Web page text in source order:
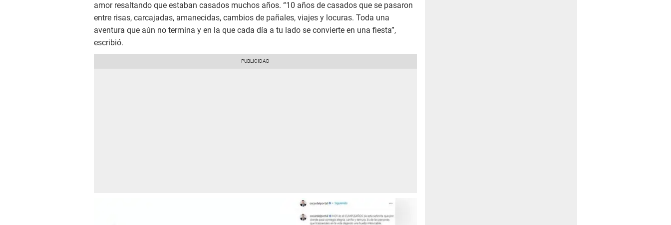
amor resaltando que estaban casados muchos años. “10 años de casados que se pasaron
entre risas, carcajadas, amanecidas, cambios de pañales, viajes y locuras. Toda una
aventura que aún no termina y en la que cada día a tu lado se convierte en una fiesta”,
escribió.